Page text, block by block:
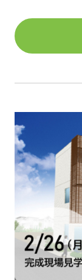
■所在地/埼
分
ト・マンショ
是非、ポラ
■所在地/ 埼
■構造/重量
■プラン/店
★大通り沿い
★屋内駐車場
建築中の現
重量鉄骨構
※完全予約制
込みください